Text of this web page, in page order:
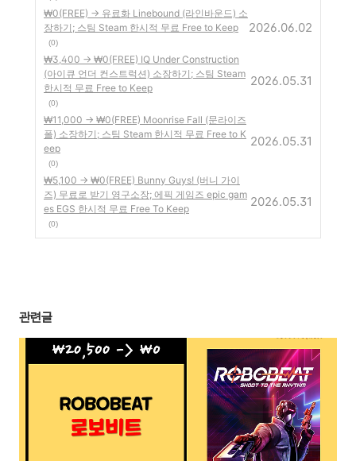
₩0(FREE) → 유료화 Linebound (라인바운드) 소
장하기; 스팀 Steam 한시적 무료 Free to Keep
(0)
2026.06.02
₩3,400 → ₩0(FREE) IQ Under Construction
(아이큐 언더 컨스트럭션) 소장하기; 스팀 Steam
한시적 무료 Free to Keep
(0)
2026.05.31
₩11,000 → ₩0(FREE) Moonrise Fall (문라이즈
폴) 소장하기; 스팀 Steam 한시적 무료 Free to K
eep
(0)
2026.05.31
₩5,100 → ₩0(FREE) Bunny Guys! (버니 가이
즈) 무료로 받기 영구소장; 에픽 게임즈 epic gam
es EGS 한시적 무료 Free To Keep
(0)
2026.05.31
관련글